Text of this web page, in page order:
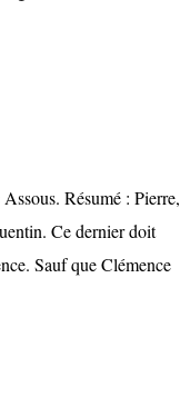
Résumé : Pierre,
Ce dernier doit
Sauf que Clémence